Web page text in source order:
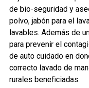
de bio-seguridad y
polvo, jabón para el
lavables. Además de
para prevenir el
de auto cuidado en
correcto lavado de
rurales beneficiadas.